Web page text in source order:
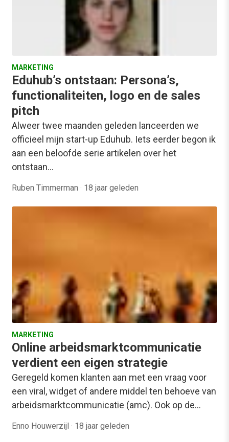
MARKETING
Eduhub’s ontstaan: Persona’s,
functionaliteiten, logo en de sales
pitch
Alweer twee maanden geleden lanceerden we
officieel mijn start-up Eduhub. Iets eerder begon ik
aan een beloofde serie artikelen over het
ontstaan…
Ruben Timmerman · 18 jaar geleden
MARKETING
Online arbeidsmarktcommunicatie
verdient een eigen strategie
Geregeld komen klanten aan met een vraag voor
een viral, widget of andere middel ten behoeve van
arbeidsmarktcommunicatie (amc). Ook op de…
Enno Houwerzijl · 18 jaar geleden